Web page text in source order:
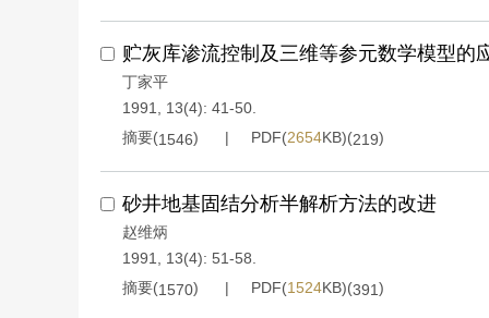
贮灰库渗流控制及三维等参元数学模型的
丁家平
1991, 13(4): 41-50.
摘要(1546) PDF(2654KB)(219)
砂井地基固结分析半解析方法的改进
赵维炳
1991, 13(4): 51-58.
摘要(1570) PDF(1524KB)(391)